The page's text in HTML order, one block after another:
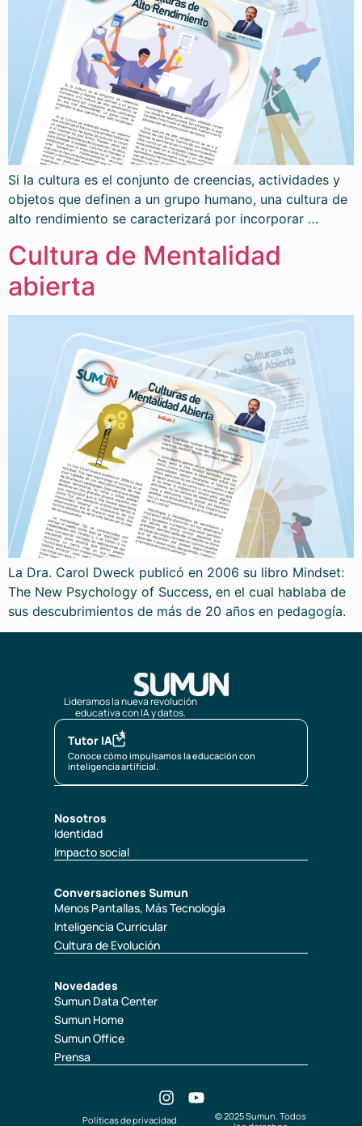
Si la cultura es el conjunto de creencias, actividades y
objetos que definen a un grupo humano, una cultura de
alto rendimiento se caracterizará por incorporar …
Cultura de Mentalidad
abierta
La Dra. Carol Dweck publicó en 2006 su libro Mindset:
The New Psychology of Success, en el cual hablaba de
sus descubrimientos de más de 20 años en pedagogía.
Lideramos la nueva revolución
educativa con IA y datos.
Nosotros
Identidad
Impacto social
Conversaciones Sumun
Menos Pantallas, Más Tecnología
Inteligencia Curricular
Cultura de Evolución
Novedades
Sumun Data Center
Sumun Home
Sumun Office
Prensa
Tutor IA
Conoce cómo impulsamos la educación con
inteligencia artificial.
© 2025 Sumun. Todos
Políticas de privacidad